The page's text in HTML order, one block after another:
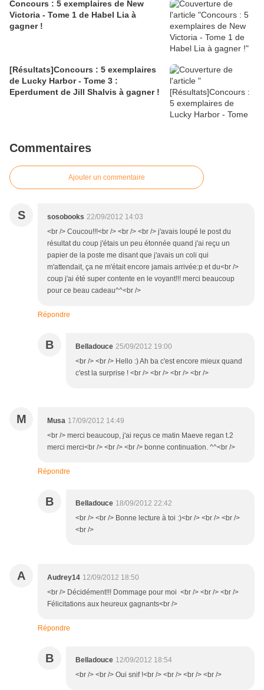
Concours : 5 exemplaires de New
Victoria - Tome 1 de Habel Lia à
gagner !
[Résultats]Concours : 5 exemplaires
de Lucky Harbor - Tome 3 :
Eperdument de Jill Shalvis à gagner !
Commentaires
Ajouter un commentaire
S sosobooks 22/09/2012 14:03
<br /> Coucou!!!<br /> <br /> <br /> j'avais loupé le post du
résultat du coup j'étais un peu étonnée quand j'ai reçu un
papier de la poste me disant que j'avais un coli qui
m'attendait, ça ne m'était encore jamais arrivée:p et du<br />
coup j'ai été super contente en le voyant!!! merci beaucoup
pour ce beau cadeau^^<br />
Répondre
B Belladouce 25/09/2012 19:00
<br /> <br /> Hello :) Ah ba c'est encore mieux quand
c'est la surprise ! <br /> <br /> <br /> <br />
M Musa 17/09/2012 14:49
<br /> merci beaucoup, j'ai reçus ce matin Maeve regan t.2
merci merci<br /> <br /> <br /> bonne continuation. ^^<br />
Répondre
B Belladouce 18/09/2012 22:42
<br /> <br /> Bonne lecture à toi :)<br /> <br /> <br />
<br />
A Audrey14 12/09/2012 18:50
<br /> Décidément!!! Dommage pour moi <br /> <br /> <br />
Félicitations aux heureux gagnants<br />
Répondre
B Belladouce 12/09/2012 18:54
<br /> <br /> Oui snif !<br /> <br /> <br /> <br />